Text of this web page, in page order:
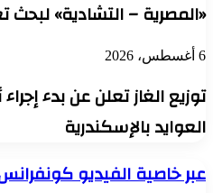
«المصرية – التشادية» لبحث
6 أغسطس، 2026
توزيع الغاز تعلن عن بدء
العوايد بالإسكندرية
عبر
خاصية
عبر خاصية الفيديو